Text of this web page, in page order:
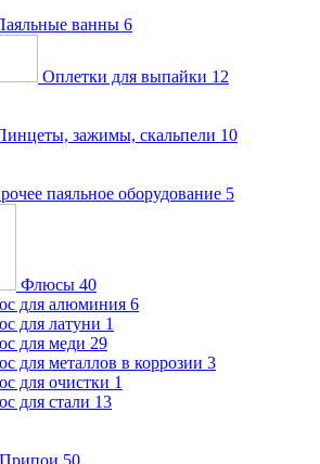
ванны 6
Оплетки для выпайки 12
зажимы, скальпели 10
паяльное оборудование 5
Флюсы 40
для алюминия 6
для латуни 1
для меди 29
для металлов в коррозии 3
для очистки 1
для стали 13